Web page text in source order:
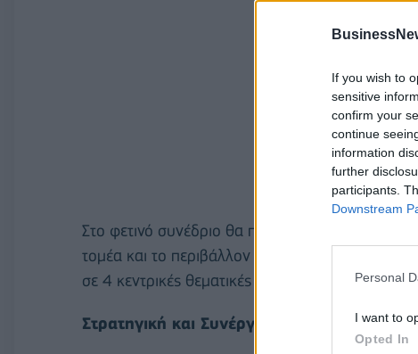
If you wish to
sensitive
confirm your
continue
information
further
participants.
Downstream
Personal
I want to
Opted In
Στο φετινό συνέδριο θα παρουσιαστούν
τομέα και το περιβάλλον που θα αποτελέσουν
σε 4 κεντρικές θεματικές ενότητες.
Στρατηγική και Συνέργειες